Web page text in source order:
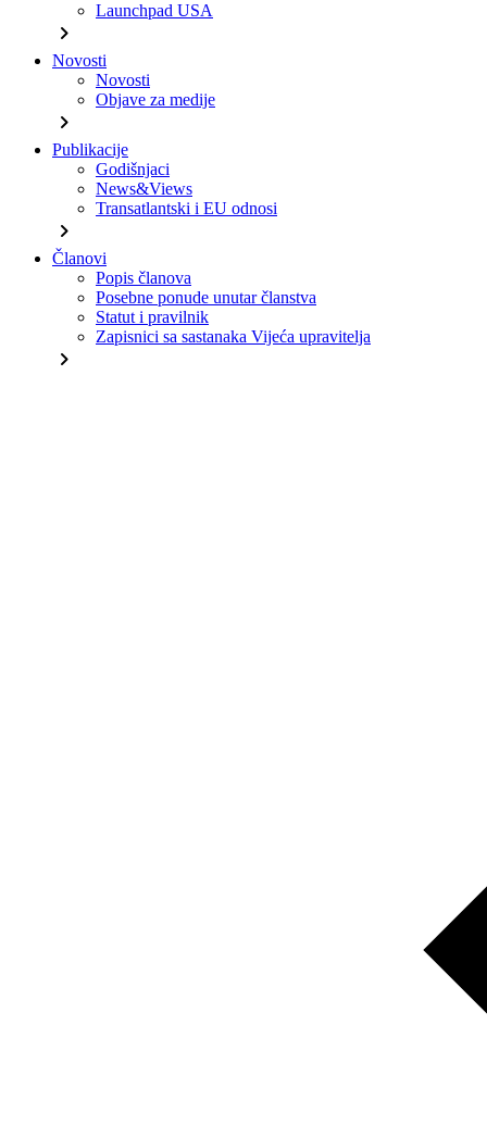
Launchpad USA
chevron_right
Novosti
Novosti
Objave za medije
chevron_right
Publikacije
Godišnjaci
News&Views
Transatlantski i EU odnosi
chevron_right
Članovi
Popis članova
Posebne ponude unutar članstva
Statut i pravilnik
Zapisnici sa sastanaka Vijeća upravitelja
chevron_right